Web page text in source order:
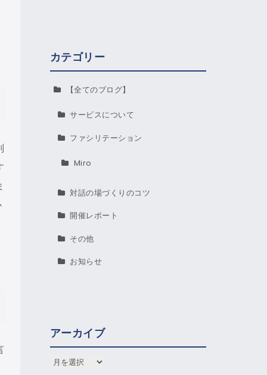
カテゴリー
【全てのブログ】
サービスについて
ファシリテーション
Miro
対話の場づくりのコツ
開催レポート
その他
お知らせ
アーカイブ
アーカイブ